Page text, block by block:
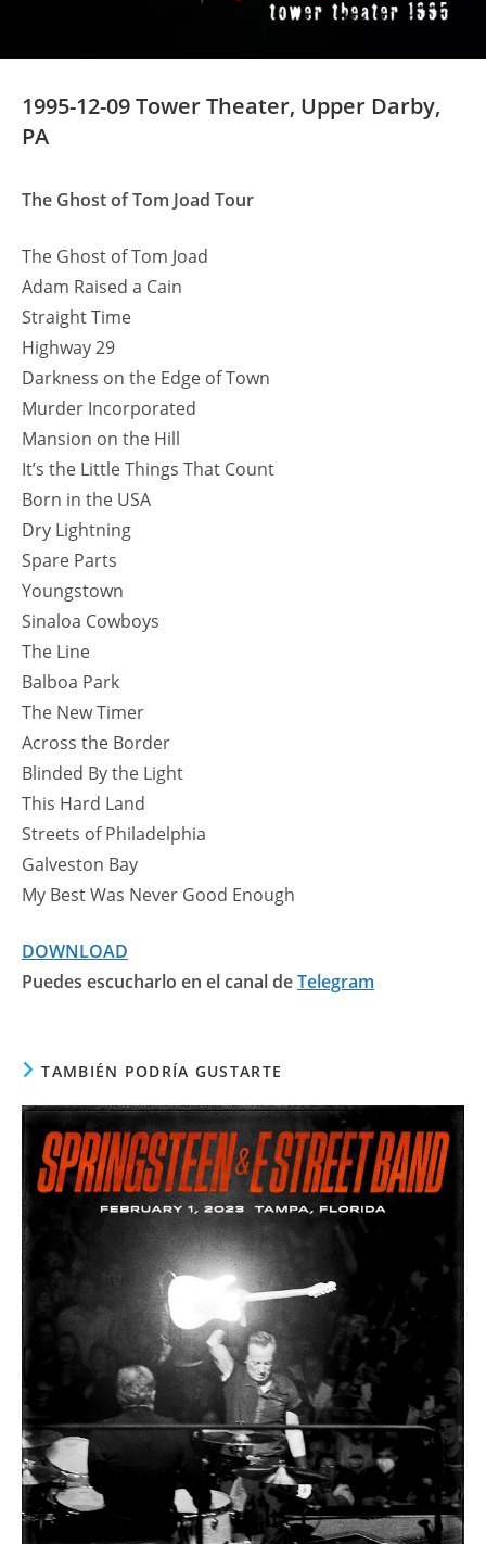
1995-12-09 Tower Theater, Upper Darby,
PA
The Ghost of Tom Joad Tour
The Ghost of Tom Joad
Adam Raised a Cain
Straight Time
Highway 29
Darkness on the Edge of Town
Murder Incorporated
Mansion on the Hill
It’s the Little Things That Count
Born in the USA
Dry Lightning
Spare Parts
Youngstown
Sinaloa Cowboys
The Line
Balboa Park
The New Timer
Across the Border
Blinded By the Light
This Hard Land
Streets of Philadelphia
Galveston Bay
My Best Was Never Good Enough
DOWNLOAD
Puedes escucharlo en el canal deTelegram
TAMBIÉN PODRÍA GUSTARTE